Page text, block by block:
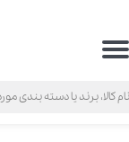
حساب کاربری من